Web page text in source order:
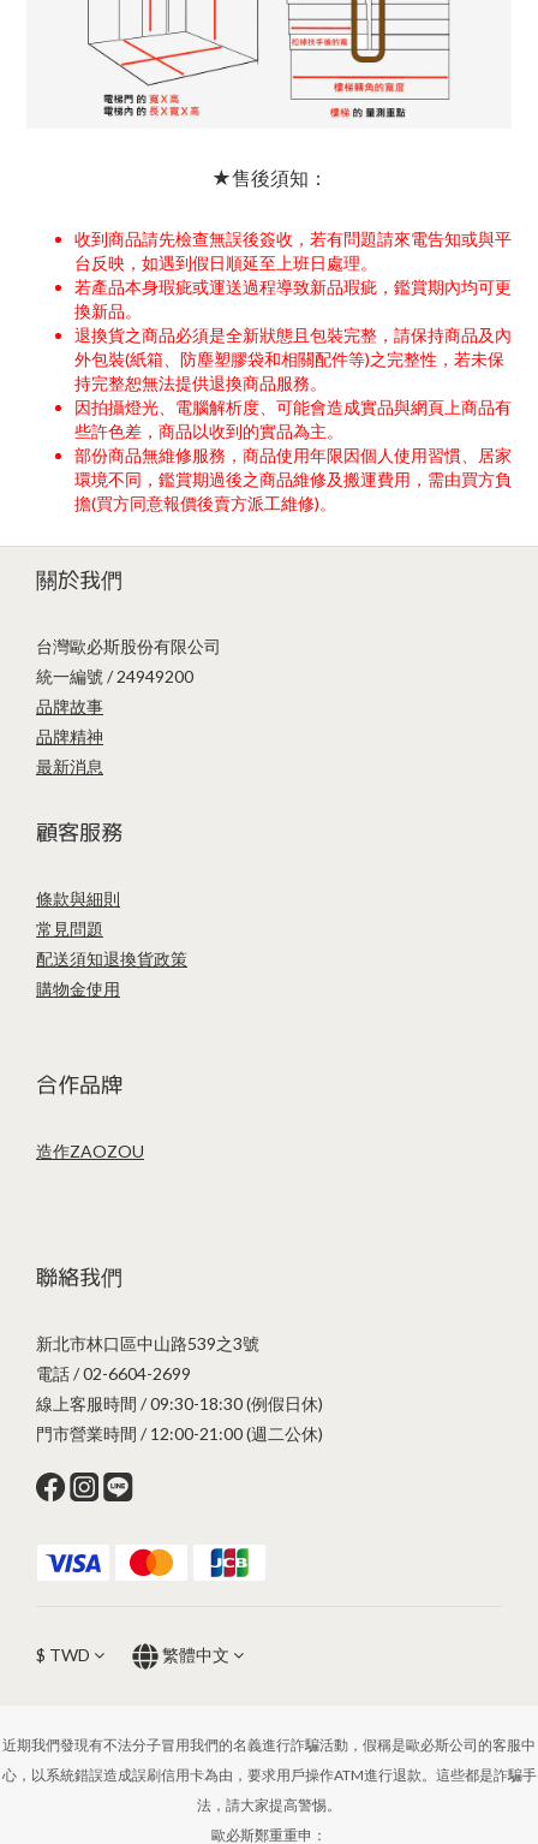
★售後須知：
收到商品請先檢查無誤後簽收，若有問題請來電告知或與平
台反映，如遇到假日順延至上班日處理。
若產品本身瑕疵或運送過程導致新品瑕疵，鑑賞期內均可更
換新品。
退換貨之商品必須是全新狀態且包裝完整，請保持商品及內
外包裝(紙箱、防塵塑膠袋和相關配件等)之完整性，若未保
持完整恕無法提供退換商品服務。
因拍攝燈光、電腦解析度、可能會造成實品與網頁上商品有
些許色差，商品以收到的實品為主。
部份商品無維修服務，商品使用年限因個人使用習慣、居家
環境不同，鑑賞期過後之商品維修及搬運費用，需由買方負
擔(買方同意報價後賣方派工維修)。
關於我們
台灣歐必斯股份有限公司
統一編號 / 24949200
品牌故事
品牌精神
最新消息
顧客服務
條款與細則
常見問題
配送須知退換貨政策
購物金使用
合作品牌
造作ZAOZOU
聯絡我們
新北市林口區中山路539之3號
電話 / 02-6604-2699
線上客服時間 / 09:30-18:30 (例假日休)
門市營業時間 / 12:00-21:00 (週二公休)
$ TWD 繁體中文
近期我們發現有不法分子冒用我們的名義進行詐騙活動，假稱是歐必斯公司的客服中
心，以系統錯誤造成誤刷信用卡為由，要求用戶操作ATM進行退款。這些都是詐騙手
法，請大家提高警惕。
歐必斯鄭重重申：